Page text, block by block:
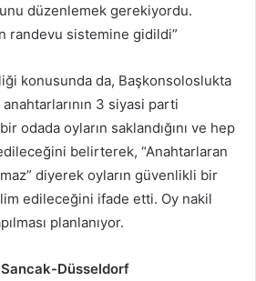
düzenlemek gerekiyordu.
randevu sistemine gidildi”
konusunda da, Başkonsoloslukta
3 siyasi parti
odada oyların saklandığını ve hep
belirterek, “Anahtarlaran
diyerek oyların güvenlikli bir
edileceğini ifade etti. Oy nakil
planlanıyor.
Düsseldorf